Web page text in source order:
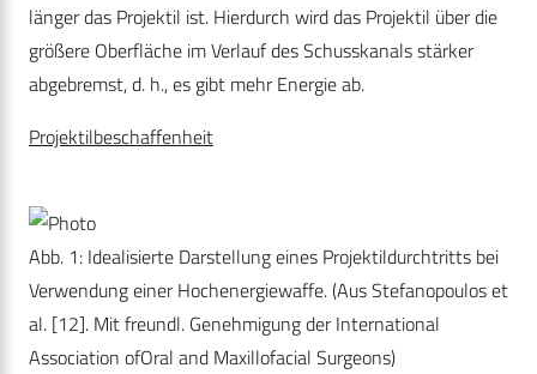
länger das Projektil ist. Hierdurch wird das Projektil über die
größere Oberfläche im Verlauf des Schusskanals stärker
abgebremst, d. h., es gibt mehr Energie ab.
Projektilbeschaffenheit
Abb. 1: Idealisierte Darstellung eines Projektildurchtritts bei
Verwendung einer Hochenergiewaffe. (Aus Stefanopoulos et
al. [12]. Mit freundl. Genehmigung der International
Association ofOral and Maxillofacial Surgeons)